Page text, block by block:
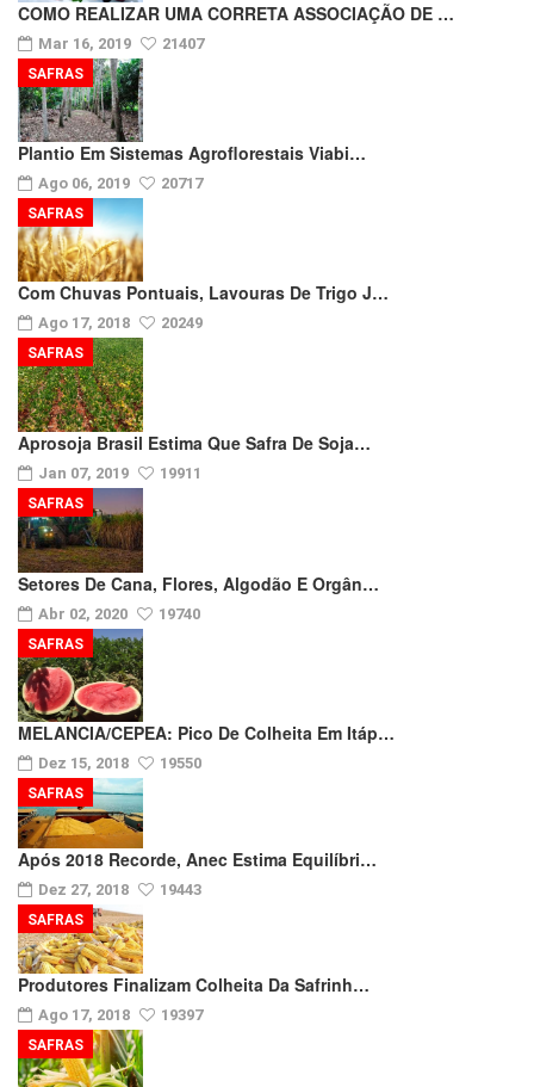
COMO REALIZAR UMA CORRETA ASSOCIAÇÃO DE …
Mar 16, 2019 21407
Plantio Em Sistemas Agroflorestais Viabi…
Ago 06, 2019 20717
SAFRAS
Com Chuvas Pontuais, Lavouras De Trigo J…
Ago 17, 2018 20249
SAFRAS
Aprosoja Brasil Estima Que Safra De Soja…
Jan 07, 2019 19911
SAFRAS
Setores De Cana, Flores, Algodão E Orgân…
Abr 02, 2020 19740
SAFRAS
MELANCIA/CEPEA: Pico De Colheita Em Itáp…
Dez 15, 2018 19550
SAFRAS
Após 2018 Recorde, Anec Estima Equilíbri…
Dez 27, 2018 19443
SAFRAS
Produtores Finalizam Colheita Da Safrinh…
Ago 17, 2018 19397
SAFRAS
SAFRAS